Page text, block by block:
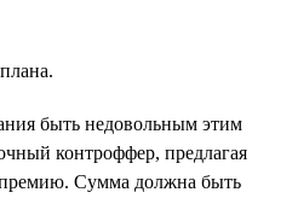
быть недовольным этим
контроффер, предлагая
премию. Сумма должна быть